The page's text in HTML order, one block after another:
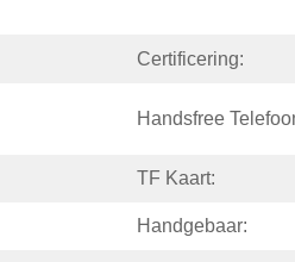
Certificering:
Handsfree
TF Kaart:
Handgebaar: